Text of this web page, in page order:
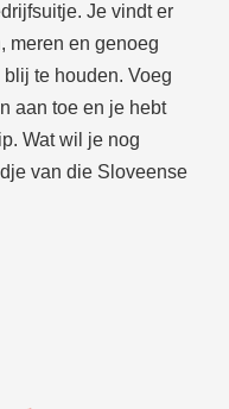
Je vindt er
meren en genoeg
te houden. Voeg
aan toe en je hebt
Wat wil je nog
van die Sloveense